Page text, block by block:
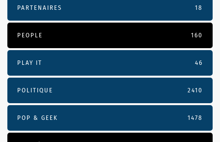
PARTENAIRES 18
PEOPLE 160
PLAY IT 46
POLITIQUE 2410
POP & GEEK 1478